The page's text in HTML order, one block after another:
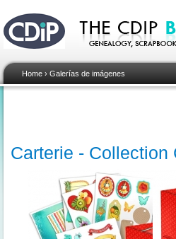
Home › Galerías de imágenes
Carterie - Collection